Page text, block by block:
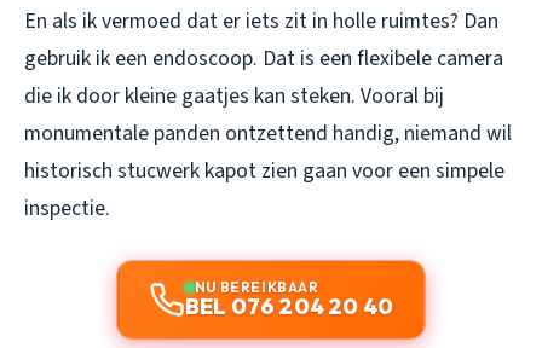
En als ik vermoed dat er iets zit in holle ruimtes? Dan
gebruik ik een endoscoop. Dat is een flexibele camera
die ik door kleine gaatjes kan steken. Vooral bij
monumentale panden ontzettend handig, niemand wil
historisch stucwerk kapot zien gaan voor een simpele
inspectie.
NU BEREIKBAAR
BEL 076 204 20 40